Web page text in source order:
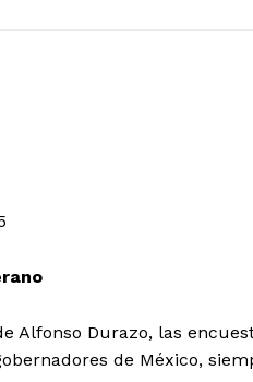
Alfonso Durazo, las
de México,